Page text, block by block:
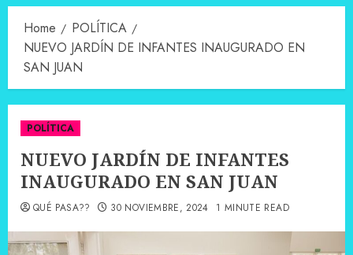
Home
POLÍTICA
NUEVO JARDÍN DE INFANTES INAUGURADO EN
SAN JUAN
POLÍTICA
NUEVO JARDÍN DE INFANTES
INAUGURADO EN SAN JUAN
QUÉ PASA?? 30 NOVIEMBRE, 2024 1 MINUTE READ